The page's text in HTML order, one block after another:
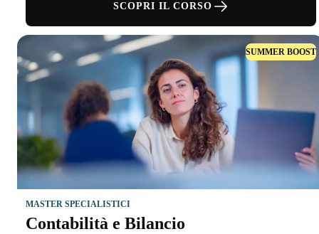
SCOPRI IL CORSO
SUMMER BOOST
MASTER SPECIALISTICI
Contabilità e Bilancio